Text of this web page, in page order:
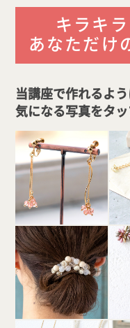
キラキ
あなただけ
当講座で作れるよう
気になる写真をタ